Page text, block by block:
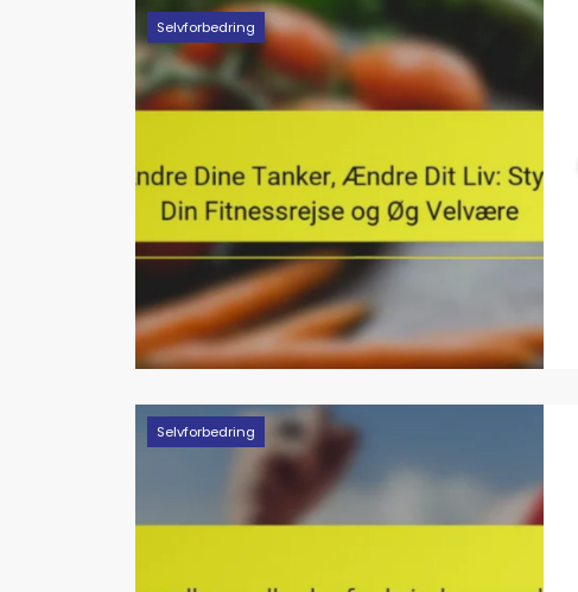
Selvforbedring
Selvforbedring